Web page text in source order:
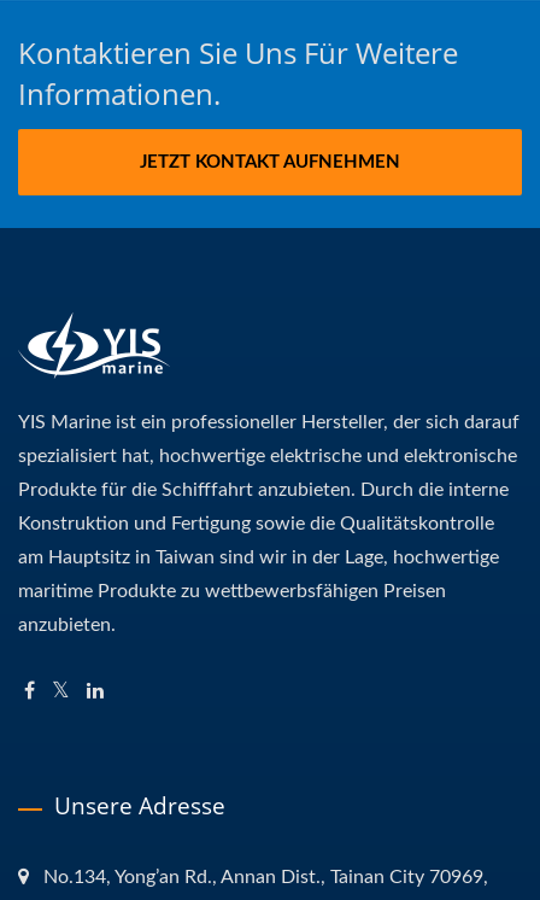
Kontaktieren Sie Uns Für Weitere
Informationen.
JETZT KONTAKT AUFNEHMEN
YIS Marine ist ein professioneller Hersteller, der sich darauf
spezialisiert hat, hochwertige elektrische und elektronische
Produkte für die Schifffahrt anzubieten. Durch die interne
Konstruktion und Fertigung sowie die Qualitätskontrolle
am Hauptsitz in Taiwan sind wir in der Lage, hochwertige
maritime Produkte zu wettbewerbsfähigen Preisen
anzubieten.
Unsere Adresse
No.134, Yong’an Rd., Annan Dist., Tainan City 70969,